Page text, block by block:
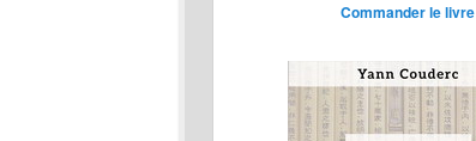
Commander le livre